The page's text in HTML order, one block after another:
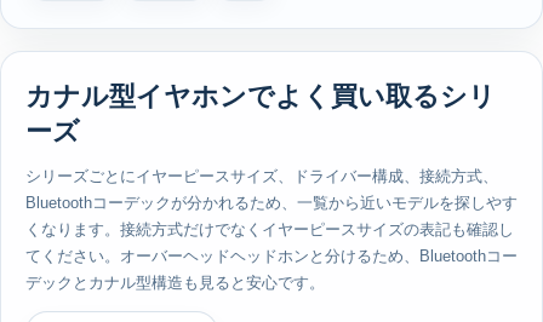
カナル型イヤホンでよく買い取るシリ
ーズ
シリーズごとにイヤーピースサイズ、ドライバー構成、接続方式、
Bluetoothコーデックが分かれるため、一覧から近いモデルを探しやす
くなります。接続方式だけでなくイヤーピースサイズの表記も確認し
てください。オーバーヘッドヘッドホンと分けるため、Bluetoothコー
デックとカナル型構造も見ると安心です。